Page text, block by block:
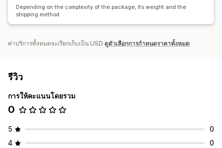
Depending on the complexity of the package, its weight and the
shipping method
ค่าบริการทั้งหมดจะเรียกเก็บเป็น USD ดูตัวเลือกการกำหนดราคาทั้งหมด
รีวิว
การให้คะแนนโดยรวม
0
5
0
4
0